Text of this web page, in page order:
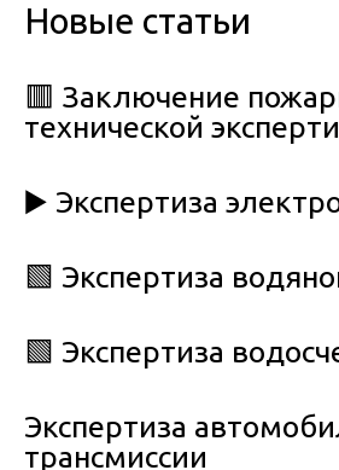
Новые статьи
🟥 Заключение
технической
▶️ Экспертиза
🟩 Экспертиза
🟩 Экспертиза
Экспертиза
трансмиссии